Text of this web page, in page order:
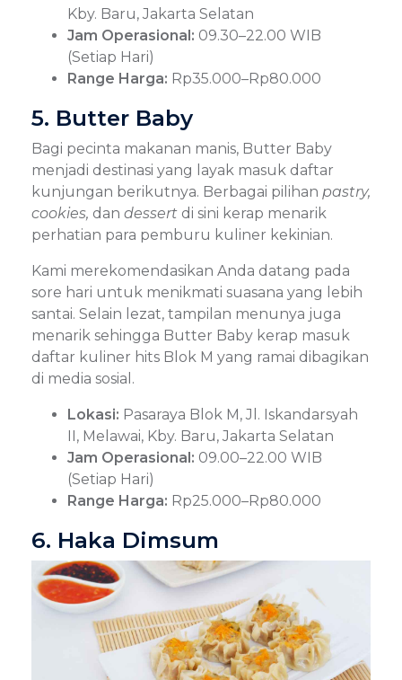
Kby. Baru, Jakarta Selatan
Jam Operasional: 09.30–22.00 WIB
(Setiap Hari)
Range Harga: Rp35.000–Rp80.000
5. Butter Baby
Bagi pecinta makanan manis, Butter Baby
menjadi destinasi yang layak masuk daftar
kunjungan berikutnya. Berbagai pilihan pastry,
cookies, dan dessert di sini kerap menarik
perhatian para pemburu kuliner kekinian.
Kami merekomendasikan Anda datang pada
sore hari untuk menikmati suasana yang lebih
santai. Selain lezat, tampilan menunya juga
menarik sehingga Butter Baby kerap masuk
daftar kuliner hits Blok M yang ramai dibagikan
di media sosial.
Lokasi: Pasaraya Blok M, Jl. Iskandarsyah
II, Melawai, Kby. Baru, Jakarta Selatan
Jam Operasional: 09.00–22.00 WIB
(Setiap Hari)
Range Harga: Rp25.000–Rp80.000
6. Haka Dimsum